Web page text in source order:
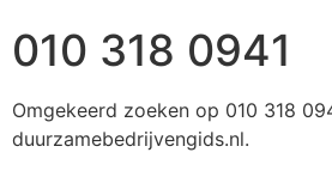
010 318 0941
Omgekeerd zoeken op 010 318
duurzamebedrijvengids.nl.